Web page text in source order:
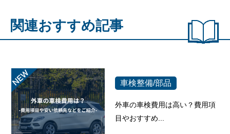
関連おすすめ記事
車検整備/部品
外車の車検費用は高い？費用項
目やおすすめ...